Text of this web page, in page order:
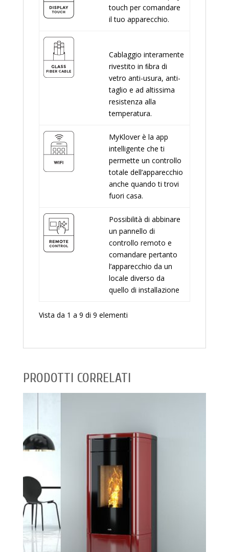
touch per comandare
il tuo apparecchio.
Cablaggio interamente
rivestito in ﬁbra di
vetro anti-usura, anti-
taglio e ad altissima
resistenza alla
temperatura.
MyKlover è la app
intelligente che ti
permette un controllo
totale dell’apparecchio
anche quando ti trovi
fuori casa.
Possibilità di abbinare
un pannello di
controllo remoto e
comandare pertanto
l’apparecchio da un
locale diverso da
quello di installazione
Vista da 1 a 9 di 9 elementi
PRODOTTI CORRELATI